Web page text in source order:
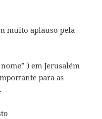
muito aplauso pela
) em Jerusalém
para as